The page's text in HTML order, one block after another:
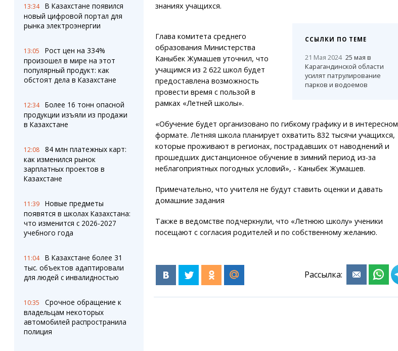
13:34
В Казахстане появился
новый цифровой портал для
рынка электроэнергии
13:05
Рост цен на 334%
произошел в мире на этот
популярный продукт: как
обстоят дела в Казахстане
12:34
Более 16 тонн опасной
продукции изъяли из продажи
в Казахстане
12:08
84 млн платежных карт:
как изменился рынок
зарплатных проектов в
Казахстане
11:39
Новые предметы
появятся в школах Казахстана:
что изменится с 2026-2027
учебного года
11:04
В Казахстане более 31
тыс. объектов адаптировали
для людей с инвалидностью
10:35
Срочное обращение к
владельцам некоторых
автомобилей распространила
полиция
знаниях учащихся.
ССЫЛКИ ПО ТЕМЕ
21 Мая 2024 25 мая в
Карагандинской области
усилят патрулирование
парков и водоемов
Глава комитета среднего
образования Министерства
Каныбек Жумашев уточнил, что
учащимся из 2 622 школ будет
предоставлена возможность
провести время с пользой в
рамках «Летней школы».
«Обучение будет организовано по гибкому графику и в интересном
формате. Летняя школа планирует охватить 832 тысячи учащихся,
которые проживают в регионах, пострадавших от наводнений и
прошедших дистанционное обучение в зимний период из-за
неблагоприятных погодных условий», - Каныбек Жумашев.
Примечательно, что учителя не будут ставить оценки и давать
домашние задания
Также в ведомстве подчеркнули, что «Летнюю школу» ученики
посещают с согласия родителей и по собственному желанию.
Рассылка: